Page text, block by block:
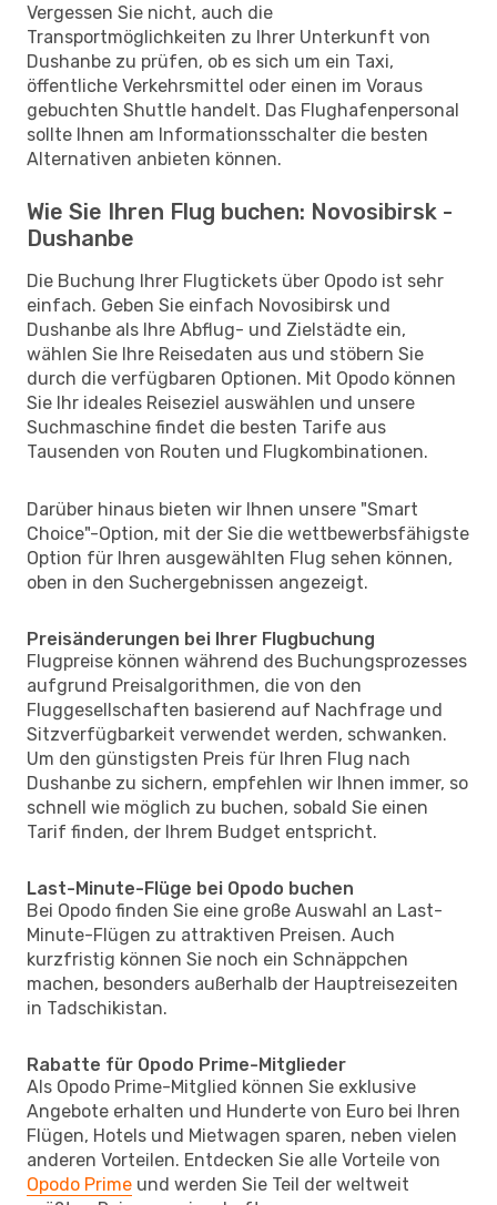
Vergessen Sie nicht, auch die
Transportmöglichkeiten zu Ihrer Unterkunft von
Dushanbe zu prüfen, ob es sich um ein Taxi,
öffentliche Verkehrsmittel oder einen im Voraus
gebuchten Shuttle handelt. Das Flughafenpersonal
sollte Ihnen am Informationsschalter die besten
Alternativen anbieten können.
Wie Sie Ihren Flug buchen: Novosibirsk -
Dushanbe
Die Buchung Ihrer Flugtickets über Opodo ist sehr
einfach. Geben Sie einfach Novosibirsk und
Dushanbe als Ihre Abflug- und Zielstädte ein,
wählen Sie Ihre Reisedaten aus und stöbern Sie
durch die verfügbaren Optionen. Mit Opodo können
Sie Ihr ideales Reiseziel auswählen und unsere
Suchmaschine findet die besten Tarife aus
Tausenden von Routen und Flugkombinationen.
Darüber hinaus bieten wir Ihnen unsere "Smart
Choice"-Option, mit der Sie die wettbewerbsfähigste
Option für Ihren ausgewählten Flug sehen können,
oben in den Suchergebnissen angezeigt.
Preisänderungen bei Ihrer Flugbuchung
Flugpreise können während des Buchungsprozesses
aufgrund Preisalgorithmen, die von den
Fluggesellschaften basierend auf Nachfrage und
Sitzverfügbarkeit verwendet werden, schwanken.
Um den günstigsten Preis für Ihren Flug nach
Dushanbe zu sichern, empfehlen wir Ihnen immer, so
schnell wie möglich zu buchen, sobald Sie einen
Tarif finden, der Ihrem Budget entspricht.
Last-Minute-Flüge bei Opodo buchen
Bei Opodo finden Sie eine große Auswahl an Last-
Minute-Flügen zu attraktiven Preisen. Auch
kurzfristig können Sie noch ein Schnäppchen
machen, besonders außerhalb der Hauptreisezeiten
in Tadschikistan.
Rabatte für Opodo Prime-Mitglieder
Als Opodo Prime-Mitglied können Sie exklusive
Angebote erhalten und Hunderte von Euro bei Ihren
Flügen, Hotels und Mietwagen sparen, neben vielen
anderen Vorteilen. Entdecken Sie alle Vorteile von
Opodo Prime und werden Sie Teil der weltweit